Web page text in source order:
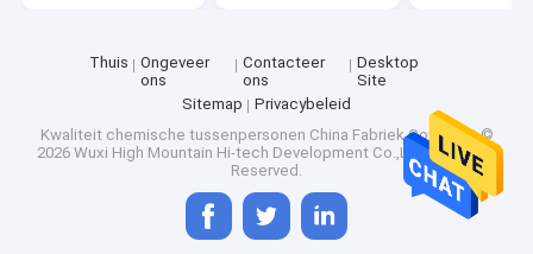
Thuis
Ongeveer
ons
Contacteer
ons
Desktop
Site
Sitemap
Privacybeleid
Kwaliteit chemische tussenpersonen China Fabriek.Copyright ©
2026 Wuxi High Mountain Hi-tech Development Co.,Ltd. All Rights
Reserved.